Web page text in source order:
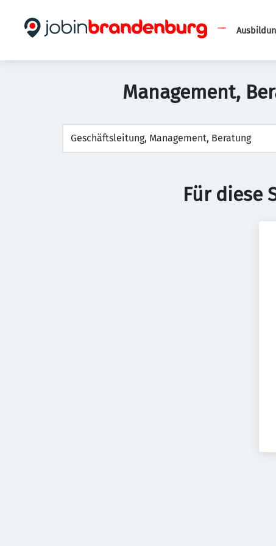
Management,
Für diese